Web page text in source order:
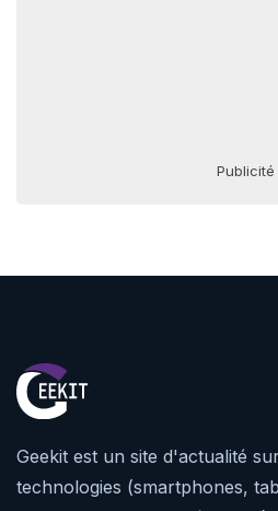
Publicité
Geekit est un site d'actualité
technologies (smartphones,